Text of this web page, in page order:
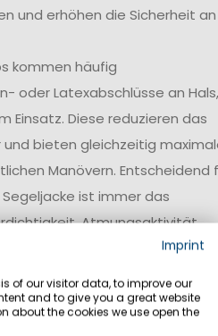
und erhöhen die Sicherheit an
kommen häufig
oder Latexabschlüsse an Hals,
Einsatz. Diese reduzieren das
und bieten gleichzeitig
Manövern. Entscheidend
ist immer das
Atmungsaktivität,
jeweiligen EinsatzbereichImprint
of our visitor data, to improve our
and to give you a great website
about the cookies we use open the